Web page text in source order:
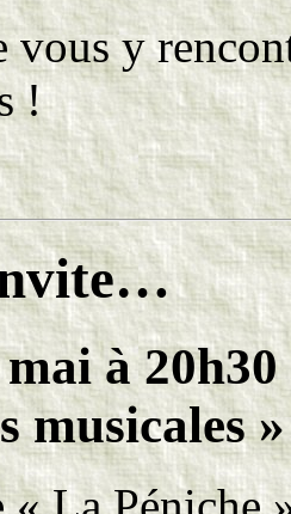
y
!
à
musicales